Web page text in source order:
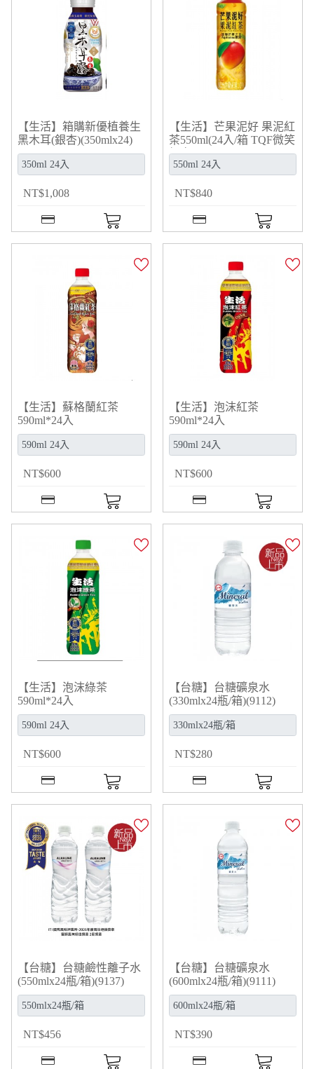
【生活】箱購新優植養生
黑木耳(銀杏)(350mlx24)
NT$1,008
【生活】芒果泥好 果泥紅
茶550ml(24入/箱 TQF微笑
標章)
NT$840
【生活】蘇格蘭紅茶
590ml*24入
NT$600
【生活】泡沫紅茶
590ml*24入
NT$600
【生活】泡沫綠茶
590ml*24入
NT$600
【台糖】台糖礦泉水
(330mlx24瓶/箱)(9112)
NT$280
【台糖】台糖鹼性離子水
(550mlx24瓶/箱)(9137)
NT$456
【台糖】台糖礦泉水
(600mlx24瓶/箱)(9111)
NT$390